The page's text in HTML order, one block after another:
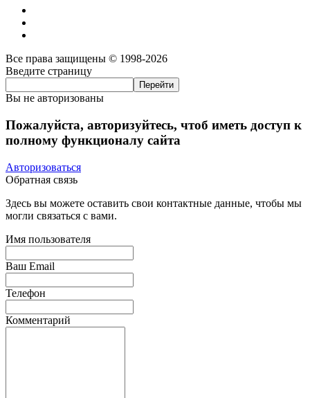
Все права защищены © 1998-2026
Введите страницу
Вы не авторизованы
Пожалуйста, авторизуйтесь, чтоб иметь доступ к
полному функционалу сайта
Авторизоваться
Обратная связь
Здесь вы можете оставить свои контактные данные, чтобы мы
могли связаться с вами.
Имя пользователя
Ваш Email
Телефон
Комментарий